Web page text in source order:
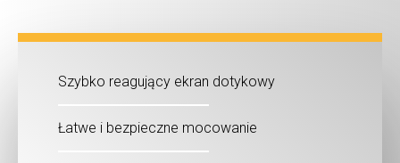
Szybko reagujący ekran dotykowy
Łatwe i bezpieczne mocowanie